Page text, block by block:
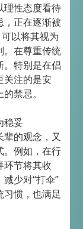
理性态度看待
，正在逐渐被
以将其视为
。在尊重传统
。特别是在倡
关注的是安
禁忌。
稳妥
的观念，又
。例如，在行
环节将其收
少对“打伞”
惯，也满足